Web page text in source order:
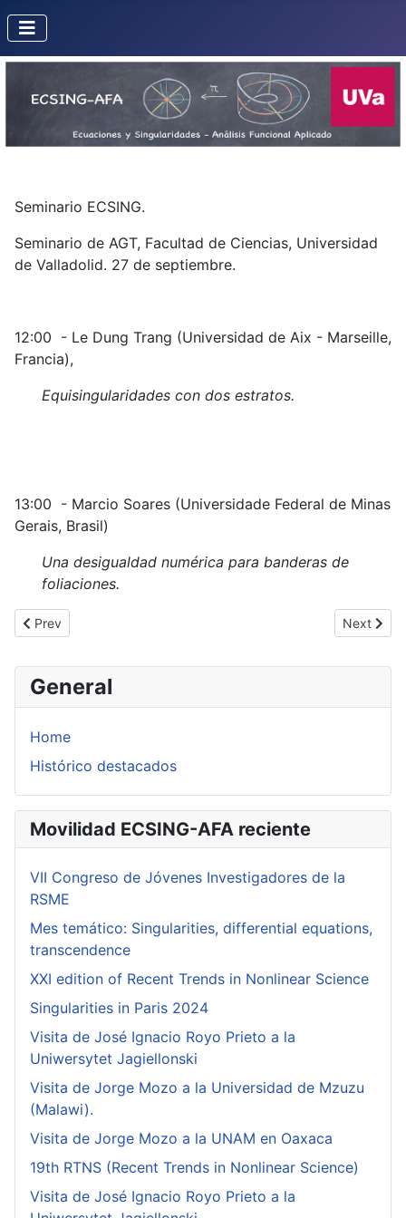
General
Home
Histórico destacados
Movilidad ECSING-AFA reciente
VII Congreso de Jóvenes Investigadores de la
RSME
Mes temático: Singularities, differential equations,
transcendence
XXI edition of Recent Trends in Nonlinear Science
Singularities in Paris 2024
Visita de José Ignacio Royo Prieto a la
Uniwersytet Jagiellonski
Visita de Jorge Mozo a la Universidad de Mzuzu
(Malawi).
Visita de Jorge Mozo a la UNAM en Oaxaca
19th RTNS (Recent Trends in Nonlinear Science)
Visita de José Ignacio Royo Prieto a la
Seminario ECSING.
Seminario de AGT, Facultad de Ciencias, Universidad
de Valladolid. 27 de septiembre.
12:00 - Le Dung Trang (Universidad de Aix - Marseille,
Francia),
Equisingularidades con dos estratos.
13:00 - Marcio Soares (Universidade Federal de Minas
Gerais, Brasil)
Una desigualdad numérica para banderas de
foliaciones.
Previous article: Seminario de Rogério Mol y Fabio Brochero
Prev Next
Next